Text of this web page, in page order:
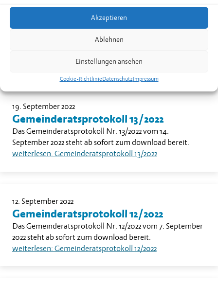
Akzeptieren
Ablehnen
Einstellungen ansehen
Cookie-RichtlinieDatenschutzImpressum
Gemeinderatsprotokoll 14/2022
Das Gemeinderatsprotokoll Nr. 14/2022 vom 28.
weiterlesen: Gemeinderatsprotokoll 14/2022
19. September 2022
Gemeinderatsprotokoll 13/2022
Das Gemeinderatsprotokoll Nr. 13/2022 vom 14.
September 2022 steht ab sofort zum download bereit.
weiterlesen: Gemeinderatsprotokoll 13/2022
12. September 2022
Gemeinderatsprotokoll 12/2022
Das Gemeinderatsprotokoll Nr. 12/2022 vom 7. September
2022 steht ab sofort zum download bereit.
weiterlesen: Gemeinderatsprotokoll 12/2022